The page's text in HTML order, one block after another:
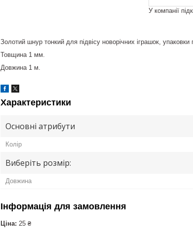
У компанії
Золотий шнур тонкий для підвісу новорічних іграшок, упаковки
Товщина 1 мм.
Довжина 1 м.
Характеристики
Основні атрибути
Колір
Виберіть розмір:
Довжина
Інформація для замовлення
Ціна: 25 ₴